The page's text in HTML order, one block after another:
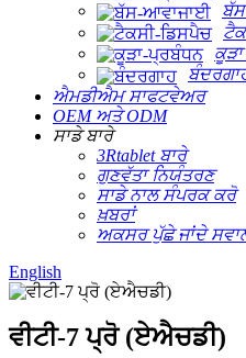
ਐਮਡੀਐਮ ਸਾਫਟਵੇਅਰ
OEM ਅਤੇ ODM
ਸਾਡੇ ਬਾਰੇ
3Rtablet ਬਾਰੇ
ਗੁਣਵੱਤਾ ਨਿਯੰਤਰਣ
ਸਾਡੇ ਨਾਲ ਸੰਪਰਕ ਕਰੋ
ਖ਼ਬਰਾਂ
ਅਕਸਰ ਪੁੱਛੇ ਜਾਂਦੇ
English
ਵੀਟੀ-7 ਪ੍ਰੋ (ਏਐਚਡੀ)